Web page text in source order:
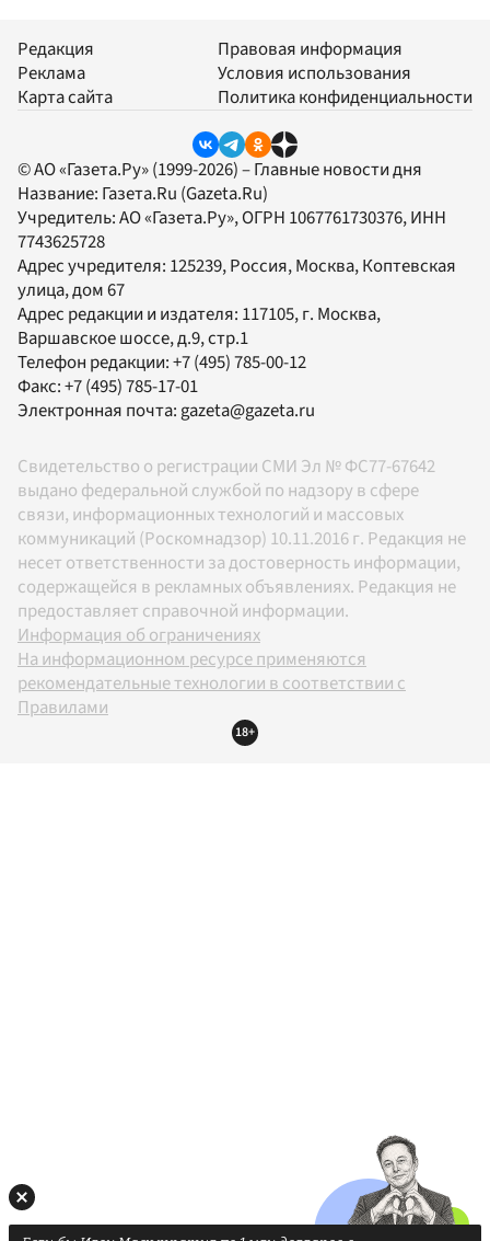
Редакция
Реклама
Карта сайта
Правовая информация
Условия использования
Политика конфиденциальности
© АО «Газета.Ру» (1999-2026) – Главные новости дня
Название: Газета.Ru (Gazeta.Ru)
Учредитель:АО «Газета.Ру», ОГРН 1067761730376, ИНН
7743625728
Адрес учредителя: 125239, Россия, Москва, Коптевская
улица, дом 67
Адрес редакции и издателя: 117105, г. Москва,
Варшавское шоссе, д.9, стр.1
Телефон редакции:+7 (495) 785-00-12
Факс:+7 (495) 785-17-01
Электронная почта:gazeta@gazeta.ru
Свидетельство о регистрации СМИ Эл № ФС77-67642
выдано федеральной службой по надзору в сфере
связи, информационных технологий и массовых
коммуникаций (Роскомнадзор) 10.11.2016 г. Редакция не
несет ответственности за достоверность информации,
содержащейся в рекламных объявлениях. Редакция не
предоставляет справочной информации.
Информация об ограничениях
На информационном ресурсе применяются
рекомендательные технологии в соответствии с
Правилами
18+